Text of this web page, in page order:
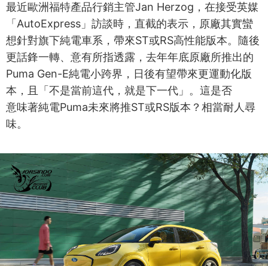
最近歐洲福特產品行銷主管Jan Herzog，在接受英媒
「AutoExpress」訪談時，直截的表示，原廠其實蠻
想針對旗下純電車系，帶來ST或RS高性能版本。隨後
更話鋒一轉、意有所指透露，去年年底原廠所推出的
Puma Gen-E純電小跨界，日後有望帶來更運動化版
本，且「不是當前這代，就是下一代」。這是否
意味著純電Puma未來將推ST或RS版本？相當耐人尋
味。